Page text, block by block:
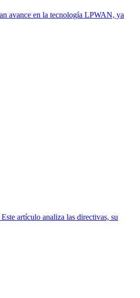
avance en la tecnología LPWAN, ya
artículo analiza las directivas, su